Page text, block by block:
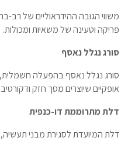
משווי הגובה ההידראוליים של
פריקה וטעינה של משאיות ומכולות.
סורג נגלל נאסף
סורג נגלל נאסף בהפעלה חשמלית,
אופקיים שיוצרים מסך חזק ודקורטיבי
דלת מתרוממת דו-כנפית
דלת המיועדת לסגירת מבני